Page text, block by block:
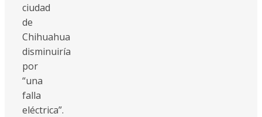
ciudad
de
Chihuahua
disminuiría
por
“una
falla
eléctrica”.